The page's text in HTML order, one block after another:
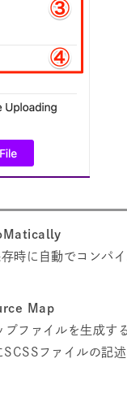
時に自動でコンパイ
Map
プファイルを生成す
SCSSファイルの記